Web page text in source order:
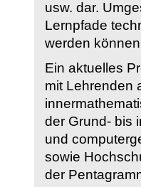
usw. dar.
Lernpfade
werden
Ein aktuelles
mit Lehrenden
der Grund- bis
und
sowie
der